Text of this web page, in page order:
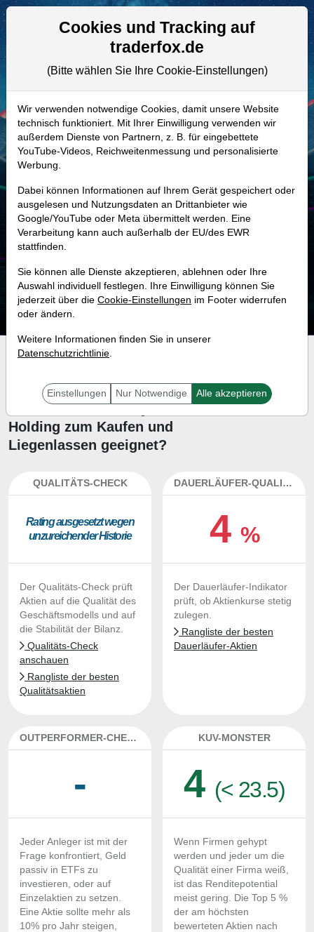
Aktien- und Artikelsuche
A3EXMR | T8Z–Waystar Holding
Aktie
Realtime-Aktienkurs:
- - -
-
Marktkapitalisierung 4,50 Mrd. USD
Unternehmenswert
Umsatz 1,10 Mrd. USD
Investment-Check:
Kaufempfehlung?
Ist die Aktie von Waystar
Holding zum Kaufen und
Liegenlassen geeignet?
QUALITÄTS-CHECK
Ra­ting aus­ge­setzt we­gen
un­zu­rei­chen­der His­to­rie
Der Qualitäts-Check prüft
Aktien auf die Qualität des
Geschäftsmodells und auf
die Stabilität der Bilanz.
Qualitäts-Check
anschauen
Rangliste der besten
Qualitätsaktien
DAUERLÄUFER-QUALITÄTEN
4 %
Der Dauerläufer-Indikator
prüft, ob Aktienkurse stetig
zulegen.
Rangliste der besten
Dauerläufer-Aktien
OUTPERFORMER-CHECK
-
Jeder Anleger ist mit der
Frage konfrontiert, Geld
passiv in ETFs zu
investieren, oder auf
Einzelaktien zu setzen.
Eine Aktie sollte mehr als
10% pro Jahr steigen,
KUV-MONSTER
4 (< 23.5)
Wenn Firmen gehypt
werden und jeder um die
Qualität einer Firma weiß,
ist das Renditepotential
meist gering. Die Top 5 %
der am höchsten
bewerteten Aktien nach
Cookies und Tracking auf
traderfox.de
(Bitte wählen Sie Ihre Cookie-Einstellungen)
Wir verwenden notwendige Cookies, damit unsere Website
technisch funktioniert. Mit Ihrer Einwilligung verwenden wir
außerdem Dienste von Partnern, z. B. für eingebettete
YouTube-Videos, Reichweitenmessung und personalisierte
Werbung.
Dabei können Informationen auf Ihrem Gerät gespeichert oder
ausgelesen und Nutzungsdaten an Drittanbieter wie
Google/YouTube oder Meta übermittelt werden. Eine
Verarbeitung kann auch außerhalb der EU/des EWR
stattfinden.
Sie können alle Dienste akzeptieren, ablehnen oder Ihre
Auswahl individuell festlegen. Ihre Einwilligung können Sie
jederzeit über die Cookie-Einstellungen im Footer widerrufen
oder ändern.
Weitere Informationen finden Sie in unserer
Datenschutzrichtlinie.
Einstellungen Nur Notwendige Alle akzeptieren